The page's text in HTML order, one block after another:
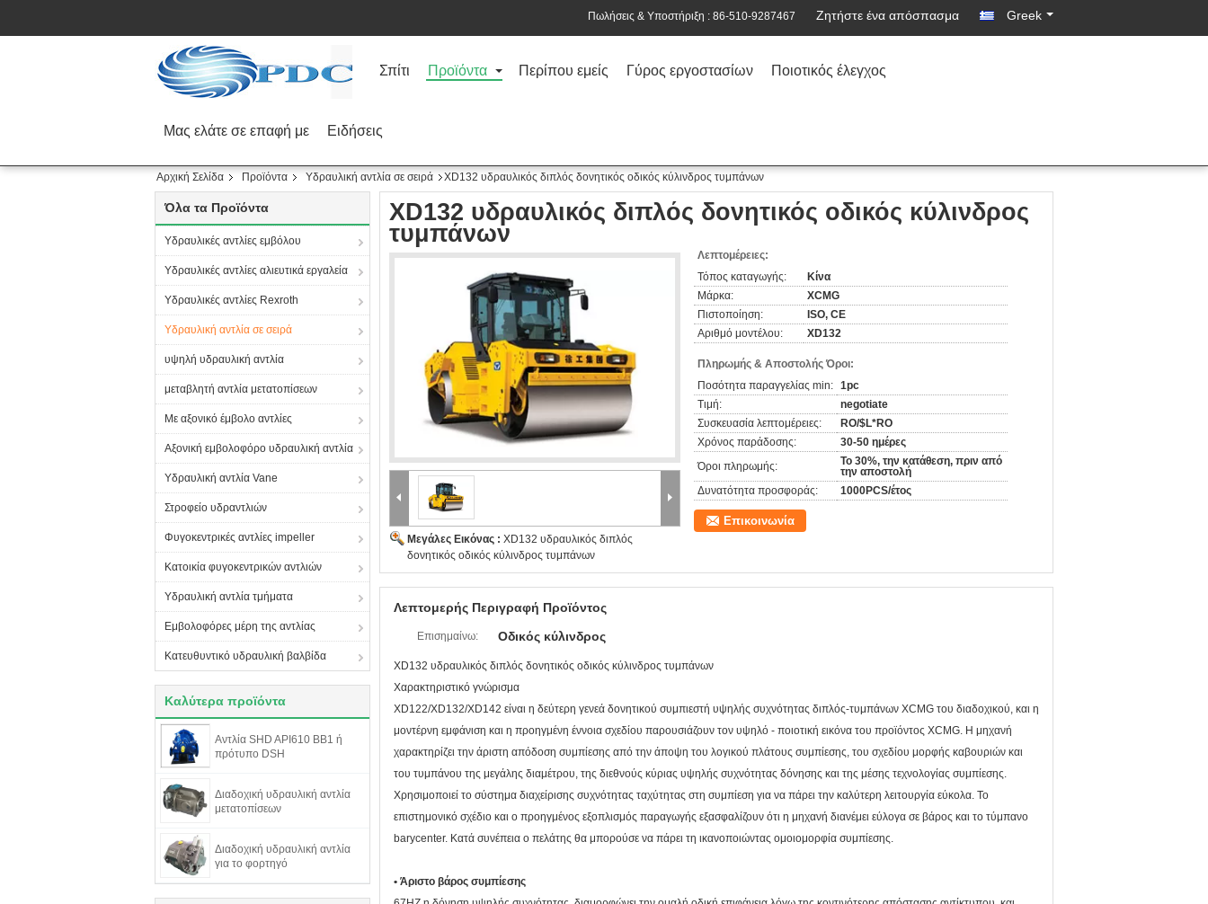
Πωλήσεις & Υποστήριξη : 86-510-9287467 Ζητήστε ένα απόσπασμα Greek
Σπίτι Προϊόντα Περίπου εμείς Γύρος εργοστασίων Ποιοτικός έλεγχος
Μας ελάτε σε επαφή με Ειδήσεις
Αρχική Σελίδα Προϊόντα Υδραυλική αντλία σε σειρά XD132 υδραυλικός διπλός δονητικός οδικός κύλινδρος τυμπάνων
Όλα τα Προϊόντα
Υδραυλικές αντλίες εμβόλου
Υδραυλικές αντλίες αλιευτικά εργαλεία
Υδραυλικές αντλίες Rexroth
Υδραυλική αντλία σε σειρά
υψηλή υδραυλική αντλία
μεταβλητή αντλία μετατοπίσεων
Με αξονικό έμβολο αντλίες
Αξονική εμβολοφόρο υδραυλική αντλία
Υδραυλική αντλία Vane
Στροφείο υδραντλιών
Φυγοκεντρικές αντλίες impeller
Κατοικία φυγοκεντρικών αντλιών
Υδραυλική αντλία τμήματα
Εμβολοφόρες μέρη της αντλίας
Κατευθυντικό υδραυλική βαλβίδα
Καλύτερα προϊόντα
Αντλία SHD API610 BB1 ή
πρότυπο DSH
Διαδοχική υδραυλική αντλία
μετατοπίσεων
Διαδοχική υδραυλική αντλία
για το φορτηγό
XD132 υδραυλικός διπλός δονητικός οδικός κύλινδρος
τυμπάνων
Μεγάλες Εικόνας : XD132 υδραυλικός διπλός
δονητικός οδικός κύλινδρος τυμπάνων
Λεπτομέρειες:
Τόπος καταγωγής:
Κίνα
Μάρκα:
XCMG
Πιστοποίηση:
ISO, CE
Αριθμό μοντέλου:
XD132
Πληρωμής & Αποστολής Όροι:
Ποσότητα παραγγελίας min: 1pc
Τιμή:
negotiate
Συσκευασία λεπτομέρειες:
RO/$L*RO
Χρόνος παράδοσης:
30-50 ημέρες
Όροι πληρωμής:
Το 30%, την κατάθεση, πριν από
την αποστολή
Δυνατότητα προσφοράς:
1000PCS/έτος
Επικοινωνία
Λεπτομερής Περιγραφή Προϊόντος
Επισημαίνω: Οδικός κύλινδρος
XD132 υδραυλικός διπλός δονητικός οδικός κύλινδρος τυμπάνων
Χαρακτηριστικό γνώρισμα
XD122/XD132/XD142 είναι η δεύτερη γενεά δονητικού συμπιεστή υψηλής συχνότητας διπλός-τυμπάνων XCMG του διαδοχικού, και η
μοντέρνη εμφάνιση και η προηγμένη έννοια σχεδίου παρουσιάζουν τον υψηλό - ποιοτική εικόνα του προϊόντος XCMG. Η μηχανή
χαρακτηρίζει την άριστη απόδοση συμπίεσης από την άποψη του λογικού πλάτους συμπίεσης, του σχεδίου μορφής καβουριών και
του τυμπάνου της μεγάλης διαμέτρου, της διεθνούς κύριας υψηλής συχνότητας δόνησης και της μέσης τεχνολογίας συμπίεσης.
Χρησιμοποιεί το σύστημα διαχείρισης συχνότητας ταχύτητας στη συμπίεση για να πάρει την καλύτερη λειτουργία εύκολα. Το
επιστημονικό σχέδιο και ο προηγμένος εξοπλισμός παραγωγής εξασφαλίζουν ότι η μηχανή διανέμει εύλογα σε βάρος και το τύμπανο
barycenter. Κατά συνέπεια ο πελάτης θα μπορούσε να πάρει τη ικανοποιώντας ομοιομορφία συμπίεσης.
• Άριστο βάρος συμπίεσης